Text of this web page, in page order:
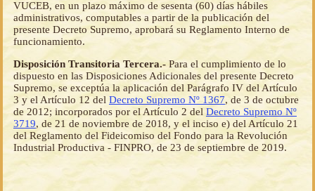
VUCEB, en un plazo máximo de sesenta (60) días hábiles
administrativos, computables a partir de la publicación del
presente Decreto Supremo, aprobará su Reglamento Interno de
funcionamiento.
Disposición Transitoria Tercera.- Para el cumplimiento de lo
dispuesto en las Disposiciones Adicionales del presente Decreto
Supremo, se exceptúa la aplicación del Parágrafo IV del Artículo
3 y el Artículo 12 del Decreto Supremo Nº 1367, de 3 de octubre
de 2012; incorporados por el Artículo 2 delDecreto Supremo Nº
3719, de 21 de noviembre de 2018, y el inciso e) del Artículo 21
del Reglamento del Fideicomiso del Fondo para la Revolución
Industrial Productiva - FINPRO, de 23 de septiembre de 2019.